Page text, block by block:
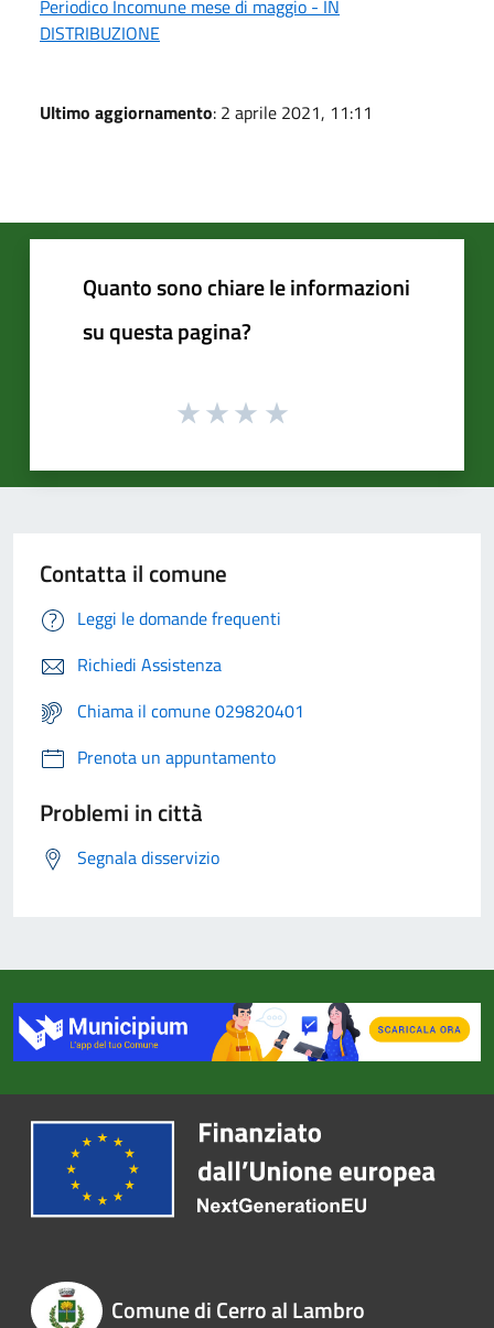
Periodico Incomune mese di maggio - IN
DISTRIBUZIONE
Ultimo aggiornamento: 2 aprile 2021, 11:11
Quanto sono chiare le informazioni
su questa pagina?
Contatta il comune
Leggi le domande frequenti
Richiedi Assistenza
Chiama il comune 029820401
Prenota un appuntamento
Problemi in città
Segnala disservizio
Comune di Cerro al Lambro